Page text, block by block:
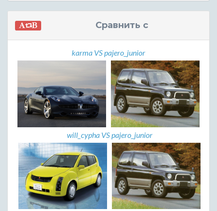
Сравнить с
karma VS pajero_junior
will_cypha VS pajero_junior